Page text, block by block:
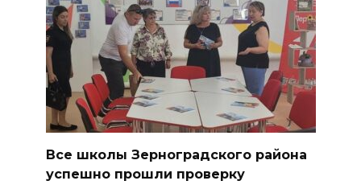
Все школы Зерноградского района
успешно прошли проверку